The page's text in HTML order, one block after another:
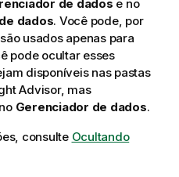
de dados e no
dados. Você pode, por
usados apenas para
pode ocultar esses
disponíveis nas pastas
Advisor, mas
Gerenciador de dados.
consulte Ocultando